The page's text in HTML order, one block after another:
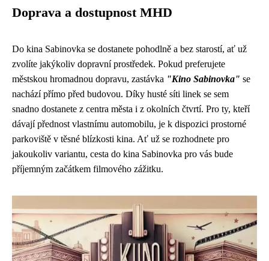
Doprava a dostupnost MHD
Do kina Sabinovka se dostanete pohodlně a bez starostí, ať už
zvolíte jakýkoliv dopravní prostředek. Pokud preferujete
městskou hromadnou dopravu, zastávka "Kino Sabinovka" se
nachází přímo před budovou. Díky husté síti linek se sem
snadno dostanete z centra města i z okolních čtvrtí. Pro ty, kteří
dávají přednost vlastnímu automobilu, je k dispozici prostorné
parkoviště v těsné blízkosti kina. Ať už se rozhodnete pro
jakoukoliv variantu, cesta do kina Sabinovka pro vás bude
příjemným začátkem filmového zážitku.